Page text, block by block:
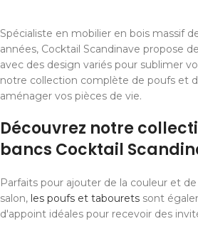
Spécialiste en mobilier en bois massif
années, Cocktail Scandinave propose
avec des design variés pour sublimer
notre collection complète de poufs et
aménager vos pièces de vie.
Découvrez notre
bancs Cocktail
Parfaits pour ajouter de la couleur et
salon, les poufs et tabourets sont
d'appoint idéales pour recevoir des